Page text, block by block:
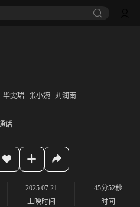
毕雯珺 张小婉 刘润南
话
2025.07.21
上映时间
45分52秒
时间